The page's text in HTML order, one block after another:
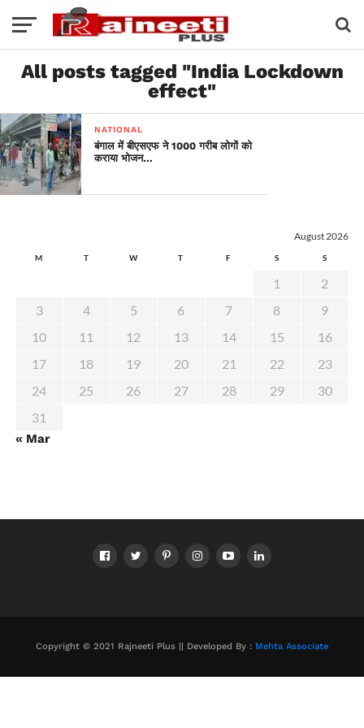
All posts tagged "India Lockdown
effect"
NATIONAL
बंगाल में बीएसएफ ने 1000 गरीब लोगों को
कराया भोजन…
August 2026
M T W T F S S
1
2
3
4 5 6 7 8
9
10
11 12 13 14 15
16
17
18 19 20 21 22
23
24
25 26 27 28 29
30
31
« Mar
Copyright © 2021 Rajneeti Plus || Developed By : Mehta Associate